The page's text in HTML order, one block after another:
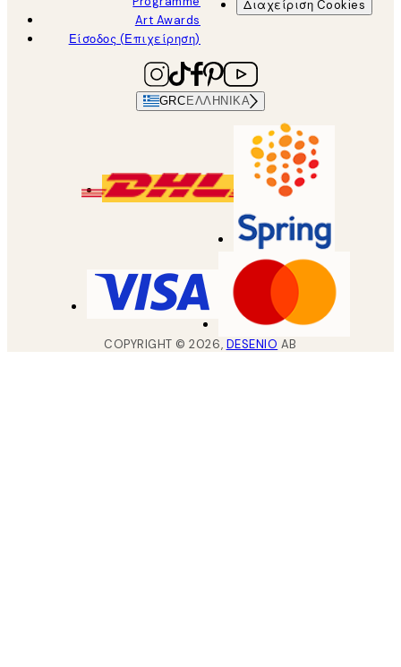
Art Awards
Είσοδος (Επιχείρηση)
Διαχείριση Cookies
GRC ΕΛΛΗΝΙΚΆ
COPYRIGHT ©2026, DESENIO AB